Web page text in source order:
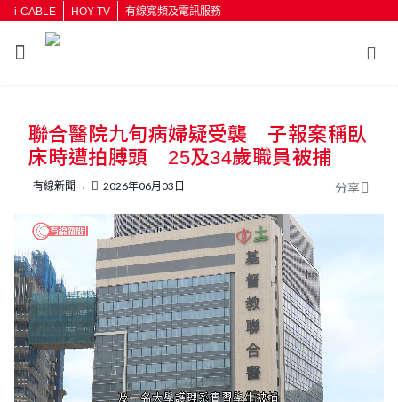
i-CABLE HOY TV 有線寬頻及電訊服務
按輸入鍵開始搜尋
聯合醫院九旬病婦疑受襲 子報案稱臥
床時遭拍膊頭 25及34歲職員被捕
有線新聞 2026年06月03日 分享